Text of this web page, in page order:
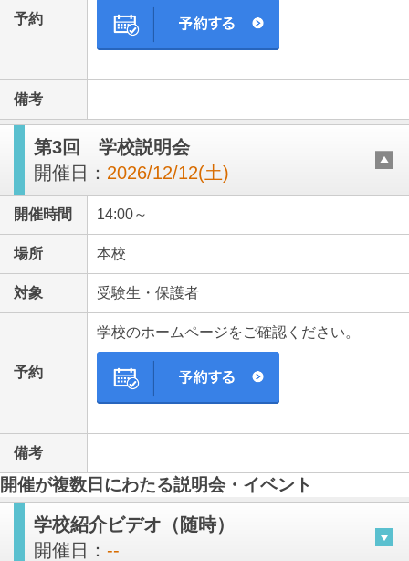
予約
備考
第3回 学校説明会
開催日： 2026/12/12(土)
開催時間 14:00～
場所 本校
対象 受験生・保護者
予約
学校のホームページをご確認ください。
備考
開催が複数日にわたる説明会・イベント
学校紹介ビデオ（随時）
開催日： --